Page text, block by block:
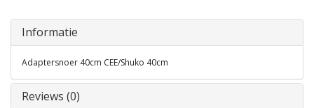
Informatie
Adaptersnoer 40cm CEE/Shuko 40cm
Reviews (0)